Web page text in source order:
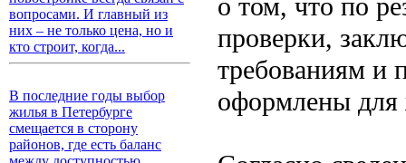
вопросами. И главный из
них – не только цена, но и
кто строит, когда...
В последние годы выбор
жилья в Петербурге
смещается в сторону
районов, где есть баланс
о том, что по
проверки,
требованиям и
оформлены для